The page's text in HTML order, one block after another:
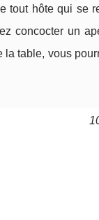
tout hôte qui se
concocter un
table, vous